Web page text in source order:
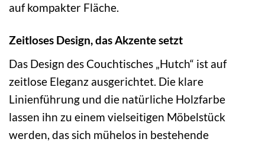
auf kompakter Fläche.
Zeitloses Design, das Akzente setzt
Das Design des Couchtisches „Hutch“ ist auf
zeitlose Eleganz ausgerichtet. Die klare
Linienführung und die natürliche Holzfarbe
lassen ihn zu einem vielseitigen Möbelstück
werden, das sich mühelos in bestehende